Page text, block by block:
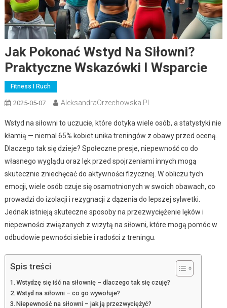
Jak Pokonać Wstyd Na Siłowni?
Praktyczne Wskazówki I Wsparcie
Fitness I Ruch
2025-05-07 AleksandraOrzechowska.pl
Wstyd na siłowni to uczucie, które dotyka wiele osób, a statystyki nie
kłamią — niemal 65% kobiet unika treningów z obawy przed oceną.
Dlaczego tak się dzieje? Społeczne presje, niepewność co do
własnego wyglądu oraz lęk przed spojrzeniami innych mogą
skutecznie zniechęcać do aktywności fizycznej. W obliczu tych
emocji, wiele osób czuje się osamotnionych w swoich obawach, co
prowadzi do izolacji i rezygnacji z dążenia do lepszej sylwetki.
Jednak istnieją skuteczne sposoby na przezwyciężenie lęków i
niepewności związanych z wizytą na siłowni, które mogą pomóc w
odbudowie pewności siebie i radości z treningu.
Spis treści
Wstydzę się iść na siłownię – dlaczego tak się czuję?
Wstyd na siłowni – co go wywołuje?
Niepewność na siłowni – jak ją przezwyciężyć?